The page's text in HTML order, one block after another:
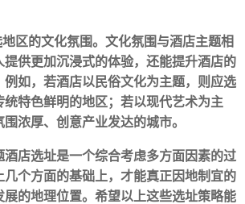
区的文化氛围。文化氛围与酒店主题相
提供更加沉浸式的体验，还能提升酒店的
例如，若酒店以民俗文化为主题，则应选
特色鲜明的地区；若以现代艺术为主
浓厚、创意产业发达的城市。
酒店选址是一个综合考虑多方面因素的过
几个方面的基础上，才能真正因地制宜的
展的地理位置。希望以上这些选址策略能